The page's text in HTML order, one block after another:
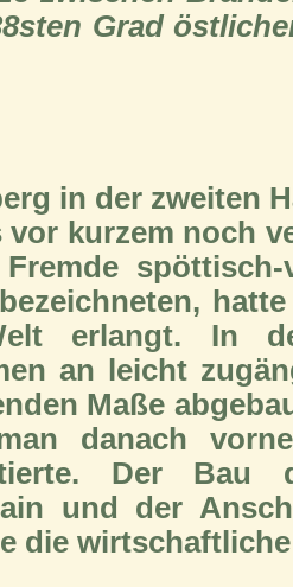
Grad
in der zweiten
vor kurzem noch
Fremde
bezeichneten,
erlangt. In
an leicht
Maße
danach
Der Bau
und der
die